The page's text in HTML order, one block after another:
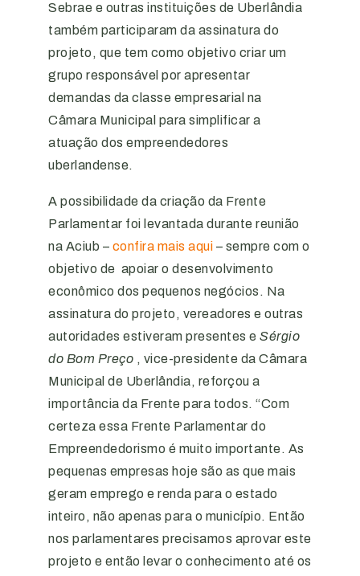
Sebrae e outras instituições de Uberlândia
também participaram da assinatura do
projeto, que tem como objetivo criar um
grupo responsável por apresentar
demandas da classe empresarial na
Câmara Municipal para simplificar a
atuação dos empreendedores
uberlandense.
A possibilidade da criação da Frente
Parlamentar foi levantada durante reunião
na Aciub – confira mais aqui – sempre com o
objetivo de apoiar o desenvolvimento
econômico dos pequenos negócios. Na
assinatura do projeto, vereadores e outras
autoridades estiveram presentes e Sérgio
do Bom Preço , vice-presidente da Câmara
Municipal de Uberlândia, reforçou a
importância da Frente para todos. “Com
certeza essa Frente Parlamentar do
Empreendedorismo é muito importante. As
pequenas empresas hoje são as que mais
geram emprego e renda para o estado
inteiro, não apenas para o município. Então
nos parlamentares precisamos aprovar este
projeto e então levar o conhecimento até os